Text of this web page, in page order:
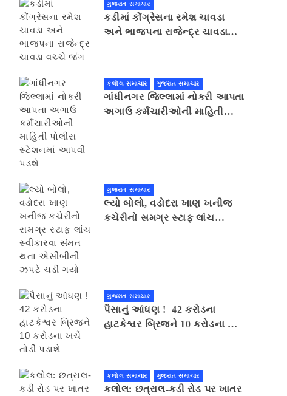
ગુજરાત સમાચાર
કડીમાં કોંગ્રેસના રમેશ ચાવડા
અને ભાજપના રાજેન્દ્ર ચાવડા
કલોલ સમાચાર ગુજરાત સમાચાર
ગાંધીનગર જિલ્લામાં નોકરી આપતા
અગાઉ કર્મચારીઓની માહિતી
ગુજરાત સમાચાર
લ્યો બોલો, વડોદરા ખાણ ખનીજ
કચેરીનો સમગ્ર સ્ટાફ લાંચ
ગુજરાત સમાચાર
પૈસાનું આંધણ ! 42 કરોડના
હાટકેશ્વર બ્રિજને 10 કરોડના ખર્ચે
કલોલ સમાચાર ગુજરાત સમાચાર
કલોલ: છત્રાલ-કડી રોડ પર ખાતર